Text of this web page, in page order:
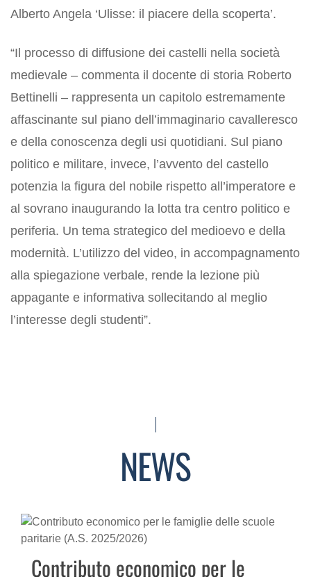
Alberto Angela ‘Ulisse: il piacere della scoperta’.
“Il processo di diffusione dei castelli nella società
medievale – commenta il docente di storia Roberto
Bettinelli – rappresenta un capitolo estremamente
affascinante sul piano dell’immaginario cavalleresco
e della conoscenza degli usi quotidiani. Sul piano
politico e militare, invece, l’avvento del castello
potenzia la figura del nobile rispetto all’imperatore e
al sovrano inaugurando la lotta tra centro politico e
periferia. Un tema strategico del medioevo e della
modernità. L’utilizzo del video, in accompagnamento
alla spiegazione verbale, rende la lezione più
appagante e informativa sollecitando al meglio
l’interesse degli studenti”.
NEWS
Contributo economico per le